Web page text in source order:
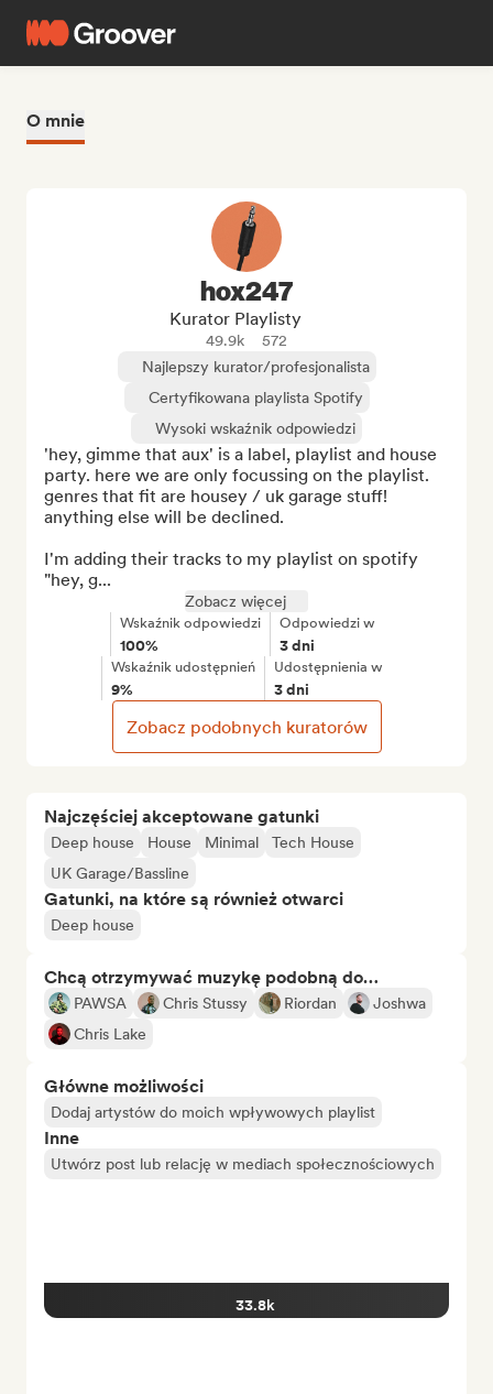
O mnie
Najczęściej akceptowane gatunki
Deep house House Minimal
Tech House
UK Garage/Bassline
Gatunki, na które są również otwarci
Deep house
Chcą otrzymywać muzykę podobną do…
PAWSA Chris Stussy Riordan
Joshwa
Chris Lake
Główne możliwości
Dodaj artystów do moich wpływowych playlist
Inne
Utwórz post lub relację w mediach społecznościowych
33.8k
hox247
Kurator Playlisty
49.9k
572
Najlepszy kurator/profesjonalista
Certyfikowana playlista Spotify
Wysoki wskaźnik odpowiedzi
'hey, gimme that aux' is a label, playlist and house
party. here we are only focussing on the playlist.
genres that fit are housey / uk garage stuff!
anything else will be declined.
I'm adding their tracks to my playlist on spotify
"hey, g...
Zobacz więcej
Wskaźnik odpowiedzi
100%
Odpowiedzi w
3 dni
Wskaźnik udostępnień
9%
Udostępnienia w
3 dni
Zobacz podobnych kuratorów